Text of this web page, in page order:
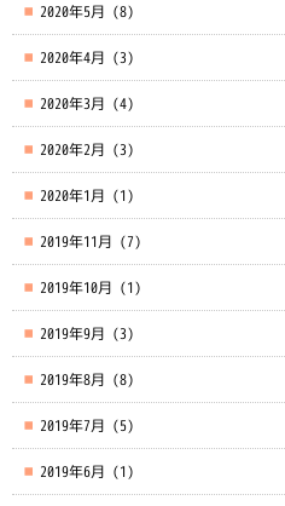
2020年5月 (8)
2020年4月 (3)
2020年3月 (4)
2020年2月 (3)
2020年1月 (1)
2019年11月 (7)
2019年10月 (1)
2019年9月 (3)
2019年8月 (8)
2019年7月 (5)
2019年6月 (1)